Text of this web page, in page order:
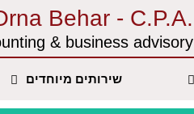
.Orna Behar - C.P.A
& business advisory‏
שירותים מיוחדים